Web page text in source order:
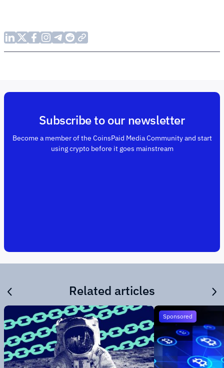
Subscribe to our newsletter
Become a member of the CoinsPaid Media Community and start
using crypto before it goes mainstream
Related articles
Sponsored